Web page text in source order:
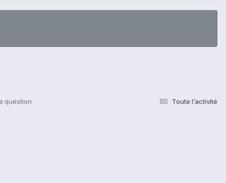
Toute l’activité
question